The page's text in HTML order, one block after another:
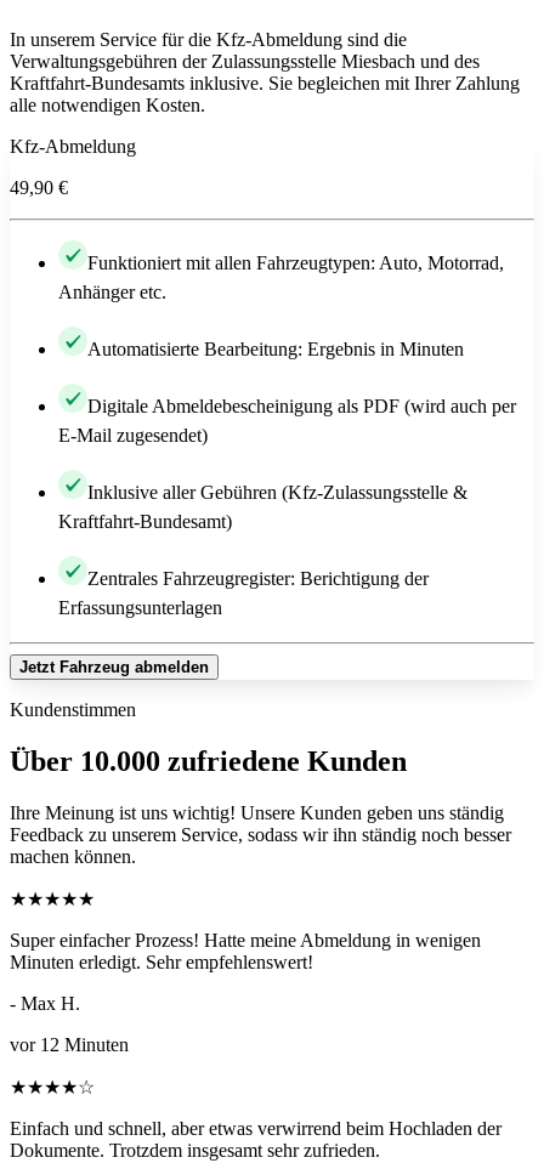
In unserem Service für die Kfz-Abmeldung sind die
Verwaltungsgebühren der Zulassungsstelle Miesbach und des
Kraftfahrt-Bundesamts inklusive. Sie begleichen mit Ihrer Zahlung
alle notwendigen Kosten.
Kfz-Abmeldung
49,90 €
Funktioniert mit allen Fahrzeugtypen: Auto, Motorrad,
Anhänger etc.
Automatisierte Bearbeitung: Ergebnis in Minuten
Digitale Abmeldebescheinigung als PDF (wird auch per
E-Mail zugesendet)
Inklusive aller Gebühren (Kfz-Zulassungsstelle &
Kraftfahrt-Bundesamt)
Zentrales Fahrzeugregister: Berichtigung der
Erfassungsunterlagen
Jetzt Fahrzeug abmelden
Kundenstimmen
Über 10.000 zufriedene Kunden
Ihre Meinung ist uns wichtig! Unsere Kunden geben uns ständig
Feedback zu unserem Service, sodass wir ihn ständig noch besser
machen können.
★★★★★
Super einfacher Prozess! Hatte meine Abmeldung in wenigen
Minuten erledigt. Sehr empfehlenswert!
- Max H.
vor 12 Minuten
★★★★☆
Einfach und schnell, aber etwas verwirrend beim Hochladen der
Dokumente. Trotzdem insgesamt sehr zufrieden.